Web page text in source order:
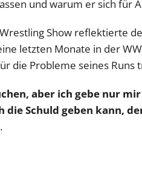
und warum er sich für
Show reflektierte
letzten Monate in der
die Probleme seines Runs
aber ich gebe nur
die Schuld geben kann,